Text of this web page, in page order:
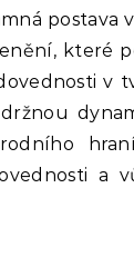
které
v
a